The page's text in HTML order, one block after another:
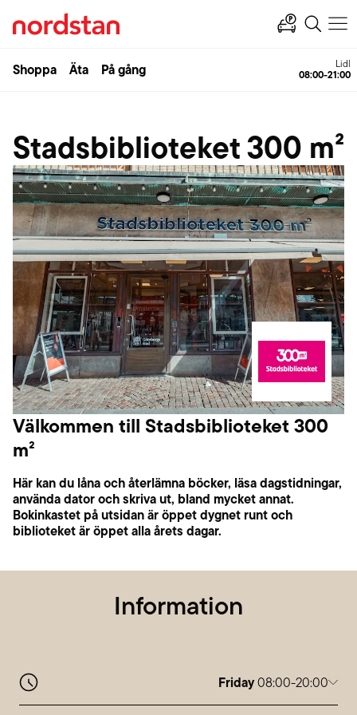
Shoppa Äta På gång Lidl
08:00-21:00
Stadsbiblioteket 300 m²
Välkommen till Stadsbiblioteket 300
m²
Här kan du låna och återlämna böcker, läsa dagstidningar,
använda dator och skriva ut, bland mycket annat.
Bokinkastet på utsidan är öppet dygnet runt och
biblioteket är öppet alla årets dagar.
Information
Friday08:00-20:00
Monday
08:00-20:00